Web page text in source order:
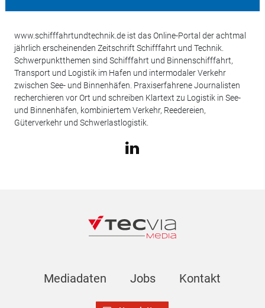
www.schifffahrtundtechnik.de ist das Online-Portal der achtmal
jährlich erscheinenden Zeitschrift Schifffahrt und Technik.
Schwerpunktthemen sind Schifffahrt und Binnenschifffahrt,
Transport und Logistik im Hafen und intermodaler Verkehr
zwischen See- und Binnenhäfen. Praxiserfahrene Journalisten
recherchieren vor Ort und schreiben Klartext zu Logistik in See-
und Binnenhäfen, kombiniertem Verkehr, Reedereien,
Güterverkehr und Schwerlastlogistik.
Mediadaten Jobs Kontakt